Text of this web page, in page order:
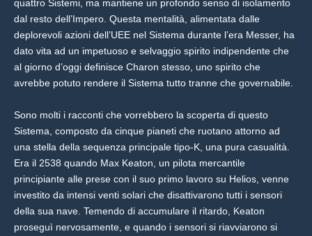
quattro Sistemi, ma mantiene un profondo senso di isolamento
dal resto dell’Impero. Questa mentalità, alimentata dalle
deplorevoli azioni dell’UEE nel Sistema durante l’era Messer, ha
dato vita ad un impetuoso e selvaggio spirito indipendente che
al giorno d’oggi definisce Charon stesso, uno spirito che
avrebbe potuto rendere il Sistema tutto tranne che governabile.
Sono molti i racconti che vorrebbero la scoperta di questo
Sistema, composto da cinque pianeti che ruotano attorno ad
una stella della sequenza principale tipo-K, una pura casualità.
Era il 2538 quando Max Keaton, un pilota mercantile
principiante alle prese con il suo primo lavoro su Helios, venne
investito da intensi venti solari che disattivarono tutti i sensori
della sua nave. Temendo di accumulare il ritardo, Keaton
proseguì nervosamente, e quando i sensori si riavviarono si